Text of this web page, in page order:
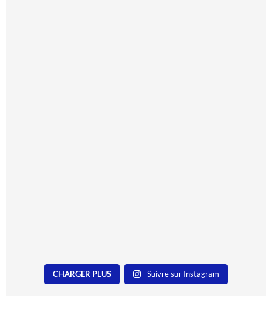
CHARGER PLUS Suivre sur Instagram